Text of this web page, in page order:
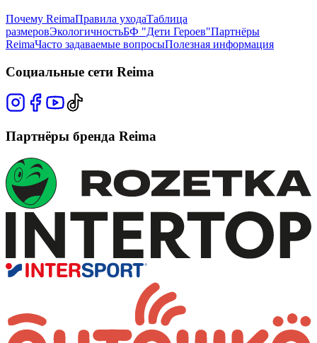
Почему ReimaПравила уходаТаблица
размеровЭкологичностьБФ "Дети Героев"Партнёры
ReimaЧасто задаваемые вопросыПолезная информация
Социальные сети Reima
Партнёры бренда Reima